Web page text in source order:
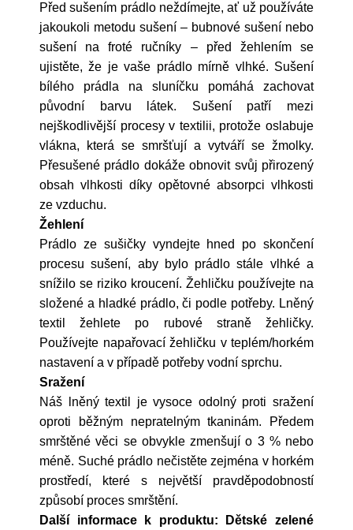
Před sušením prádlo neždímejte, ať už používáte
jakoukoli metodu sušení – bubnové sušení nebo
sušení na froté ručníky – před žehlením se
ujistěte, že je vaše prádlo mírně vlhké. Sušení
bílého prádla na sluníčku pomáhá zachovat
původní barvu látek. Sušení patří mezi
nejškodlivější procesy v textilii, protože oslabuje
vlákna, která se smršťují a vytváří se žmolky.
Přesušené prádlo dokáže obnovit svůj přirozený
obsah vlhkosti díky opětovné absorpci vlhkosti
ze vzduchu.
Žehlení
Prádlo ze sušičky vyndejte hned po skončení
procesu sušení, aby bylo prádlo stále vlhké a
snížilo se riziko kroucení. Žehličku používejte na
složené a hladké prádlo, či podle potřeby. Lněný
textil žehlete po rubové straně žehličky.
Používejte napařovací žehličku v teplém/horkém
nastavení a v případě potřeby vodní sprchu.
Sražení
Náš lněný textil je vysoce odolný proti sražení
oproti běžným nepratelným tkaninám. Předem
smrštěné věci se obvykle zmenšují o 3 % nebo
méně. Suché prádlo nečistěte zejména v horkém
prostředí, které s největší pravděpodobností
způsobí proces smrštění.
Další informace k produktu: Dětské zelené